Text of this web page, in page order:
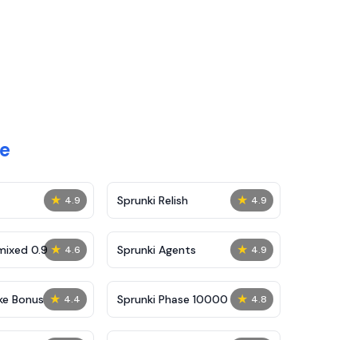
★ 4.9 ★ 4.9
Sprunki Relish
★ 4.6
0.9 ★ 4.9
Sprunki Agents
★ 4.4
Bonus ★ 4.8
Sprunki Phase 10000